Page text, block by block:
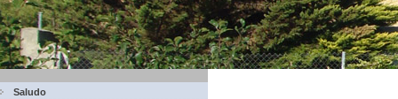
Saludo